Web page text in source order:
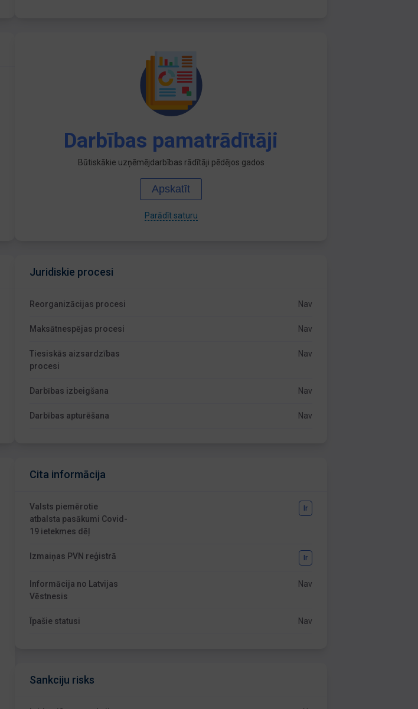
Darbības pamatrādītāji
Būtiskākie uzņēmējdarbības rādītāji pēdējos gados
Apskatīt
Parādīt saturu
Juridiskie procesi
Reorganizācijas procesi Nav
Maksātnespējas procesi Nav
Tiesiskās aizsardzības
procesi
Nav
Darbības izbeigšana Nav
Darbības apturēšana Nav
Cita informācija
Valsts piemērotie
atbalsta pasākumi Covid-
19 ietekmes dēļ
Ir
Izmaiņas PVN reģistrā Ir
Informācija no Latvijas
Vēstnesis
Nav
Īpašie statusi Nav
Sankciju risks